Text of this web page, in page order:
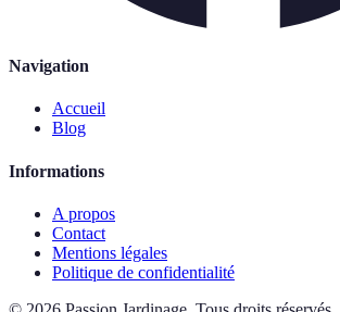
Navigation
Accueil
Blog
Informations
A propos
Contact
Mentions légales
Politique de confidentialité